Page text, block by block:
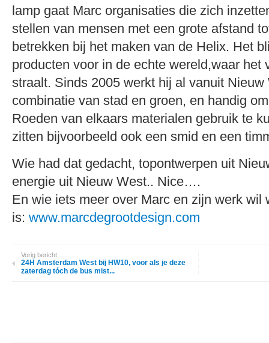
lamp gaat Marc organisaties die zich
stellen van mensen met een grote afstand
betrekken bij het maken van de Helix. Het
producten voor in de echte wereld,waar het
straalt. Sinds 2005 werkt hij al vanuit
combinatie van stad en groen, en handig
Roeden van elkaars materialen gebruik te
zitten bijvoorbeeld ook een smid en een
Wie had dat gedacht, topontwerpen uit
energie uit Nieuw West.. Nice….
En wie iets meer over Marc en zijn werk wil
is: www.marcdegrootdesign.com
Vorig bericht
24H Amsterdam West bij HW10, voor als je deze
zaterdag tóch de bus mist...